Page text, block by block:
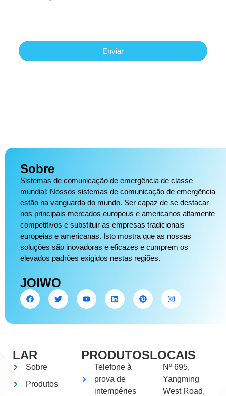
Enviar
Sobre
Sistemas de comunicação de emergência de classe
mundial: Nossos sistemas de comunicação de emergência
estão na vanguarda do mundo. Ser capaz de se destacar
nos principais mercados europeus e americanos altamente
competitivos e substituir as empresas tradicionais
europeias e americanas. Isto mostra que as nossas
soluções são inovadoras e eficazes e cumprem os
elevados padrões exigidos nestas regiões.
JOIWO
LAR
Sobre
Produtos
PRODUTOS
Telefone à
prova de
intempéries
LOCAIS
Nº 695,
Yangming
West Road,